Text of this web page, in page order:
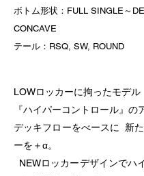
ボトム形状：FULL SINGLE～
CONCAVE
テール：RSQ, SW, ROUND
LOWロッカーに拘ったモデル
『ハイパーコントロール』の
デッキフローをべースに 新
ーを＋α。
NEWロッカーデザインでハ